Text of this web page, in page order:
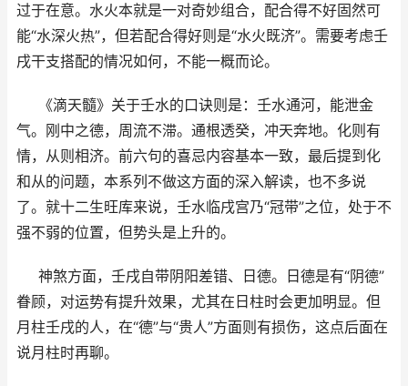
过于在意。水火本就是一对奇妙组合，配合得不好固然可
能“水深火热”，但若配合得好则是“水火既济”。需要考虑壬
戌干支搭配的情况如何，不能一概而论。
《滴天髓》关于壬水的口诀则是：壬水通河，能泄金
气。刚中之德，周流不滞。通根透癸，冲天奔地。化则有
情，从则相济。前六句的喜忌内容基本一致，最后提到化
和从的问题，本系列不做这方面的深入解读，也不多说
了。就十二生旺库来说，壬水临戌宫乃“冠带”之位，处于不
强不弱的位置，但势头是上升的。
神煞方面，壬戌自带阴阳差错、日德。日德是有“阴德”
眷顾，对运势有提升效果，尤其在日柱时会更加明显。但
月柱壬戌的人，在“德”与“贵人”方面则有损伤，这点后面在
说月柱时再聊。